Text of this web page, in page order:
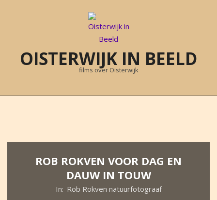
OISTERWIJK IN BEELD
films over Oisterwijk
Primary
ROB ROKVEN VOOR DAG EN
DAUW IN TOUW
In: Rob Rokven natuurfotograaf